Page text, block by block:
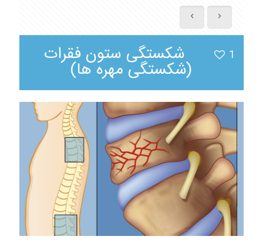
1 شکستگی ستون فقرات
(شکستگی مهره ها)